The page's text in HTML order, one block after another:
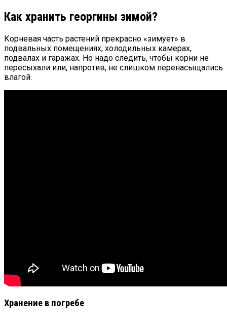
Как хранить георгины зимой?
Корневая часть растений прекрасно «зимует» в
подвальных помещениях, холодильных камерах,
подвалах и гаражах. Но надо следить, чтобы корни не
пересыхали или, напротив, не слишком перенасыщались
влагой.
Хранение в погребе